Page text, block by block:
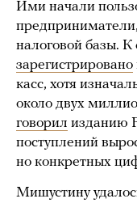
Ими начали
налоговой базы.
зарегистрировано
касс, хотя
около двух
говорил изданию
поступлений
но конкретных
Мишустину